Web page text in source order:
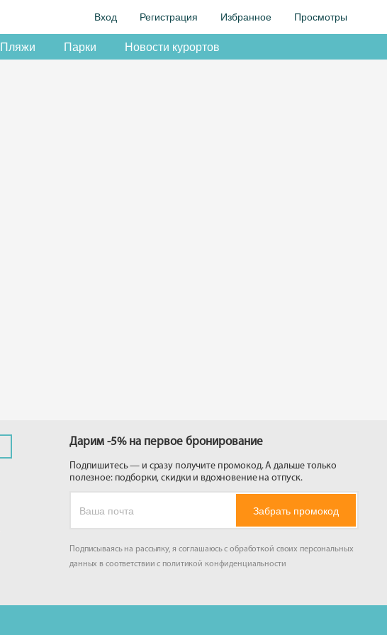
Вход Регистрация Избранное Просмотры
Пляжи Парки Новости курортов
Дарим -5% на первое бронирование
Подпишитесь — и сразу получите промокод. А дальше только
полезное: подборки, скидки и вдохновение на отпуск.
Забрать промокод
Подписываясь на рассылку, я соглашаюсь с обработкой своих персональных
данных в соответствии с политикой конфиденциальности